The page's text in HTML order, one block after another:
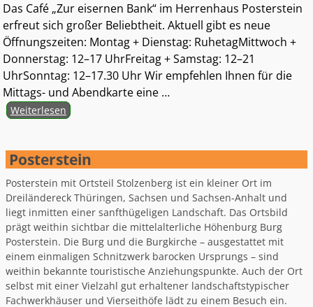
Das Café „Zur eisernen Bank“ im Herrenhaus Posterstein
erfreut sich großer Beliebtheit. Aktuell gibt es neue
Öffnungszeiten: Montag + Dienstag: RuhetagMittwoch +
Donnerstag: 12–17 UhrFreitag + Samstag: 12–21
UhrSonntag: 12–17.30 Uhr Wir empfehlen Ihnen für die
Mittags- und Abendkarte eine …
Weiterlesen
Posterstein
Posterstein mit Ortsteil Stolzenberg ist ein kleiner Ort im
Dreiländereck Thüringen, Sachsen und Sachsen-Anhalt und
liegt inmitten einer sanfthügeligen Landschaft. Das Ortsbild
prägt weithin sichtbar die mittelalterliche Höhenburg Burg
Posterstein. Die Burg und die Burgkirche – ausgestattet mit
einem einmaligen Schnitzwerk barocken Ursprungs – sind
weithin bekannte touristische Anziehungspunkte. Auch der Ort
selbst mit einer Vielzahl gut erhaltener landschaftstypischer
Fachwerkhäuser und Vierseithöfe lädt zu einem Besuch ein.